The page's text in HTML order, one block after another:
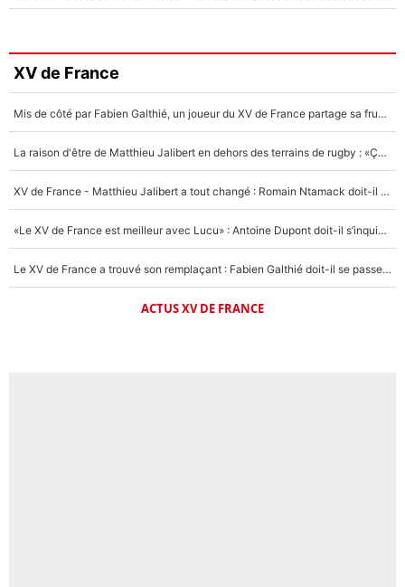
XV de France
Mis de côté par Fabien Galthié, un joueur du XV de France partage sa frustration : «ils ne me l’ont pas dit tout de suite»
La raison d'être de Matthieu Jalibert en dehors des terrains de rugby : «Ça m'atteint autant que si tu touches à un membre de ma famille»
XV de France - Matthieu Jalibert a tout changé : Romain Ntamack doit-il s’inquiéter pour sa place à un an de la Coupe du monde ?
«Le XV de France est meilleur avec Lucu» : Antoine Dupont doit-il s’inquiéter pour sa place ?
Le XV de France a trouvé son remplaçant : Fabien Galthié doit-il se passer d'Antoine Dupont ?
ACTUS XV DE FRANCE